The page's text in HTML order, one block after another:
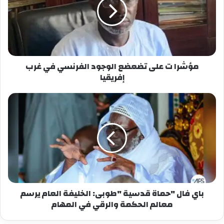
الأساليب الفعالة لتعزيز القيم الإسلامية والقرآنية لدى
الأطفال والشباب. 2- الجودة في التعليم القرآني :
مناقشة معايير الجودة وأهمية تحسين التعليم
القرآني.
: تقديم
استراتيجيات فعالة للتخطيط السليم وكيفية معالجة
المشكلات التي قد تواجه المعلمين. 4- مهارات
الإشراف وإدارة المركز القرآني: استعراض مهارات
الإشراف الجيد وإدارة المراكز القرآنية بفاعلية.
مؤشرا ت على تضعضع الوجود الفرنسي في غرب
إفريقيا
باي فال "حماة قدسية "طوبى: الخليفة العام يرسم
معالم الحكمة والرقي في المهام